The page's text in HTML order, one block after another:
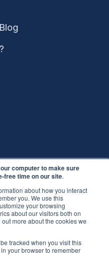
computer to make sure
free time on our site.
about how you interact
you. We use this
your browsing
about our visitors both on
more about the cookies we
tracked when you visit this
your browser to remember
2023 Impact